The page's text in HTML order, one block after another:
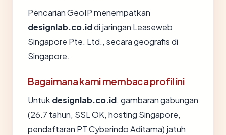
Pencarian GeoIP menempatkan
designlab.co.iddi jaringan Leaseweb
Singapore Pte. Ltd., secara geografis di
Singapore.
Bagaimana kami membaca profil ini
Untuk designlab.co.id, gambaran gabungan
(26.7 tahun, SSL OK, hosting Singapore,
pendaftaran PT Cyberindo Aditama) jatuh